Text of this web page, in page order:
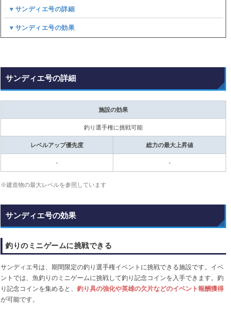
▼サンディエ号の詳細
▼サンディエ号の効果
サンディエ号の詳細
施設の効果
釣り選手権に挑戦可能
レベルアップ優先度 総力の最大上昇値
- -
※建造物の最大レベルを参照しています
サンディエ号の効果
釣りのミニゲームに挑戦できる
サンディエ号は、期間限定の釣り選手権イベントに挑戦できる施設です。イベ
ントでは、魚釣りのミニゲームに挑戦して釣り記念コインを入手できます。釣
り記念コインを集めると、 釣り具の強化や英雄の欠片などのイベント報酬獲得
が可能です。